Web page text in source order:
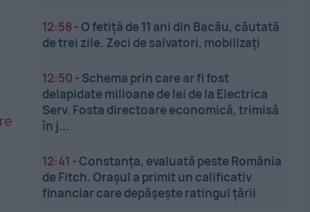
12:58 -O fetiță de 11 ani din Bacău, căutată
de trei zile. Zeci de salvatori, mobilizați
12:50 - Schema prin care ar fi fost
delapidate milioane de lei de la Electrica
Serv. Fosta directoare economică, trimisă
în j...
12:41 -Constanța, evaluată peste România
de Fitch. Orașul a primit un calificativ
financiar care depășește ratingul țării